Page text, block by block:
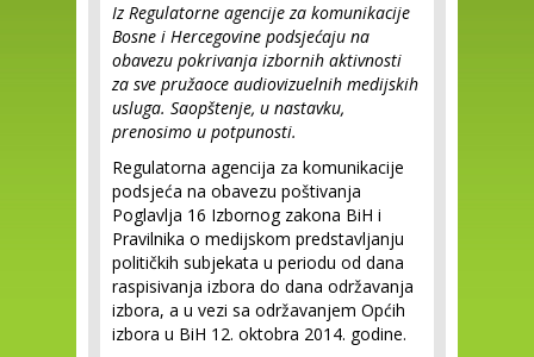
Iz Regulatorne agencije za komunikacije
Bosne i Hercegovine podsjećaju na
obavezu pokrivanja izbornih aktivnosti
za sve pružaoce audiovizuelnih medijskih
usluga. Saopštenje, u nastavku,
prenosimo u potpunosti.
Regulatorna agencija za komunikacije
podsjeća na obavezu poštivanja
Poglavlja 16 Izbornog zakona BiH i
Pravilnika o medijskom predstavljanju
političkih subjekata u periodu od dana
raspisivanja izbora do dana održavanja
izbora, a u vezi sa održavanjem Općih
izbora u BiH 12. oktobra 2014. godine.